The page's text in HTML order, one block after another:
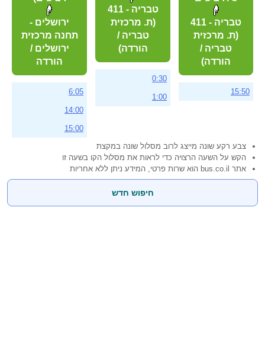
טבריה - 411
(ת. מרכזית
טבריה /
הורדה)
15:50
טבריה - 411
(ת. מרכזית
טבריה /
הורדה)
0:30
1:00
ירושלים -
תחנה מרכזית
ירושלים /
הורדה
6:05
14:00
15:00
צבע רקע שונה מייצג לרוב מסלול שונה במקצת
הקש על השעה הרצויה כדי לראות את מסלול הקו בשעה זו
אתר bus.co.il הוא שרות פרטי, המידע ניתן ללא אחריות
חיפוש חדש